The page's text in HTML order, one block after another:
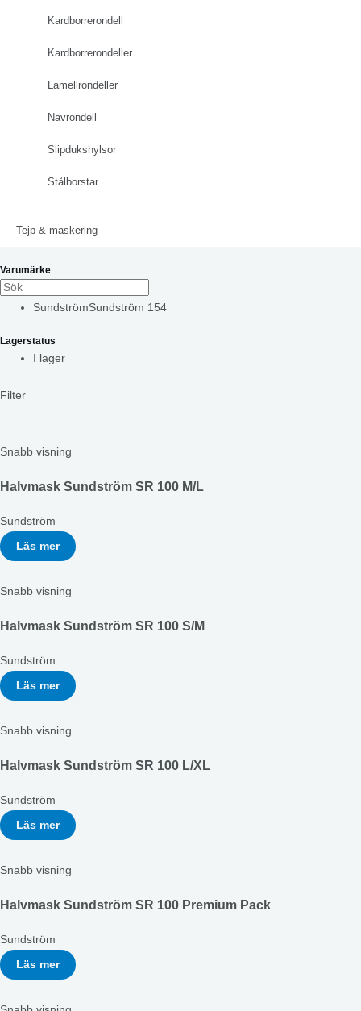
Kardborrerondell
Kardborrerondeller
Lamellrondeller
Navrondell
Slipdukshylsor
Stålborstar
Tejp & maskering
Varumärke
SundströmSundström 154
Lagerstatus
I lager
Filter
Snabb visning
Halvmask Sundström SR 100 M/L
Sundström
Läs mer
Snabb visning
Halvmask Sundström SR 100 S/M
Sundström
Läs mer
Snabb visning
Halvmask Sundström SR 100 L/XL
Sundström
Läs mer
Snabb visning
Halvmask Sundström SR 100 Premium Pack
Sundström
Läs mer